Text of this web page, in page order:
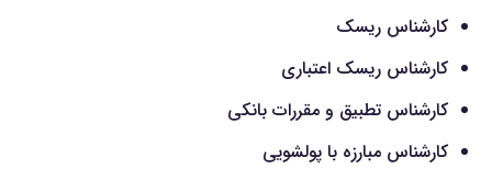
کارشناس ریسک
کارشناس ریسک اعتباری
کارشناس تطبیق و مقررات بانکی
کارشناس مبارزه با پولشویی